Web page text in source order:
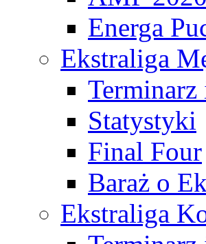
Energa
Ekstraliga
Statystyki
Final Four
Baraż o
Ekstraliga